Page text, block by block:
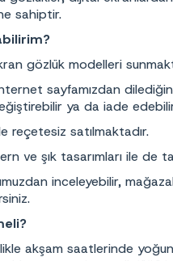
sahiptir.
gözlük modelleri
sayfamızdan
ya da iade
reçetesiz satılmaktadır.
ve şık tasarımları ile de
inceleyebilir,
akşam saatlerinde